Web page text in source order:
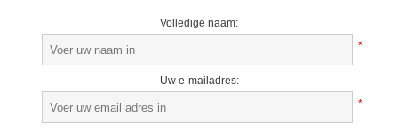
Volledige naam:
*
Uw e-mailadres:
*